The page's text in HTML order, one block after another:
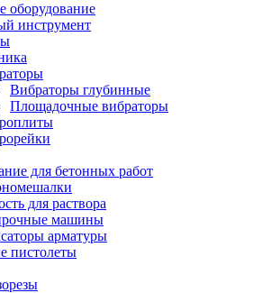
оборудование
инструмент
Вибраторы глубинные
Площадочные вибраторы
для бетонных работ
для раствора
машины
арматуры
пистолеты